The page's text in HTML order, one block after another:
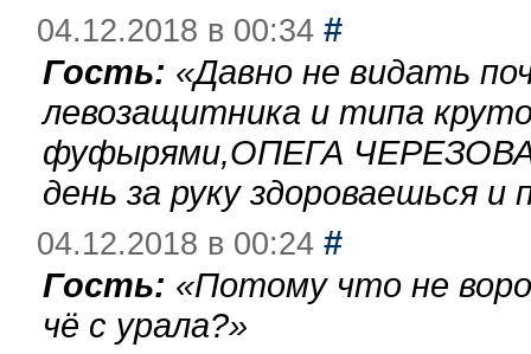
04.12.2018 в 00:34 #
Гость: «Давно не видать
левозащитника и типа
фуфырями,ОПЕГА
день за руку здороваешься
04.12.2018 в 00:24 #
Гость: «Потому что не
чё с урала?»